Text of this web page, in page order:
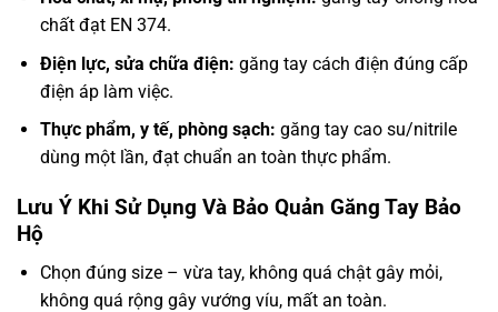
chất đạt EN 374.
Điện lực, sửa chữa điện: găng tay cách điện đúng cấp
điện áp làm việc.
Thực phẩm, y tế, phòng sạch: găng tay cao su/nitrile
dùng một lần, đạt chuẩn an toàn thực phẩm.
Lưu Ý Khi Sử Dụng Và Bảo Quản Găng Tay Bảo
Hộ
Chọn đúng size – vừa tay, không quá chật gây mỏi,
không quá rộng gây vướng víu, mất an toàn.